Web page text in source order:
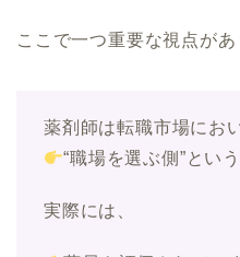
ここで一つ重要な視点があ
薬剤師は転職市場にお
“職場を選ぶ側”とい
実際には、